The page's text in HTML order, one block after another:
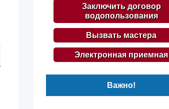
Заключить договор
водопользования
Вызвать мастера
Электронная приемная
Важно!